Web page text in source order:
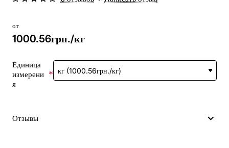
от
1000.56грн./кг
Единица
измерени
я
Отзывы